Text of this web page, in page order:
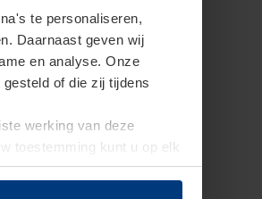
te personaliseren,
Daarnaast geven wij
en analyse. Onze
of die zij tijdens
werking van deze
toestemming kunt u op elk
herroepen.